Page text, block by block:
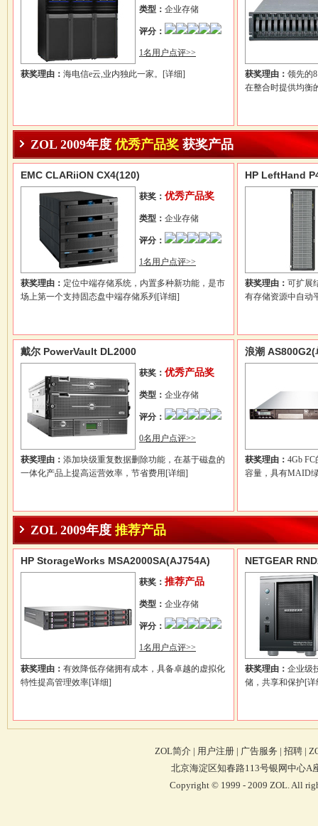
类型： 企业存储
评分：
1名用户点评>>
获奖理由： 海电信e云,业内独此一家。 [详细] 获奖理由： 领先的
在整合时提供均衡
ZOL 2009年度 优秀产品奖 获奖产品
EMC CLARiiON CX4(120)
获奖： 优秀产品奖
类型： 企业存储
评分：
1名用户点评>>
获奖理由： 定位中端存储系统，内置多种新功能，是市
场上第一个支持固态盘中端存储系列 [详细]
HP LeftHand
获奖理由： 可扩展
有存储资源中自动
戴尔 PowerVault DL2000
获奖： 优秀产品奖
类型： 企业存储
评分：
0名用户点评>>
获奖理由： 添加块级重复数据删除功能，在基于磁盘的
一体化产品上提高运营效率，节省费用 [详细]
浪潮 AS800G2(
获奖理由： 4Gb
容量，具有MAID
ZOL 2009年度 推荐产品
HP StorageWorks MSA2000SA(AJ754A)
获奖： 推荐产品
类型： 企业存储
评分：
1名用户点评>>
获奖理由： 有效降低存储拥有成本，具备卓越的虚拟化
特性提高管理效率[详细]
NETGEAR
获奖理由： 企业级
储，共享和保护[详
ZOL简介 | 用户注册 | 广告服务 | 招聘 |
北京海淀区知春路113号银网中心A
Copyright © 1999 - 2009 ZOL. All